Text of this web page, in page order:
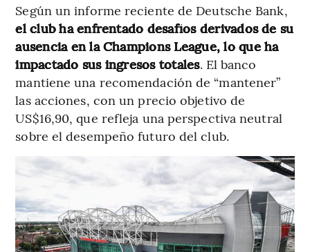
Según un informe reciente de Deutsche Bank,
el club ha enfrentado desafíos derivados de su
ausencia en la Champions League, lo que ha
impactado sus ingresos totales. El banco
mantiene una recomendación de “mantener”
las acciones, con un precio objetivo de
US$16,90, que refleja una perspectiva neutral
sobre el desempeño futuro del club.